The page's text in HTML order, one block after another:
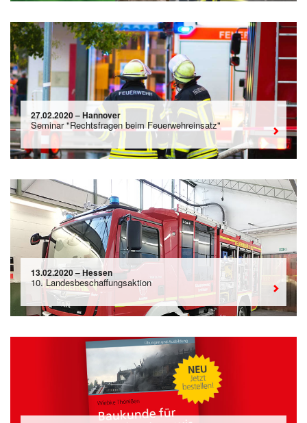
27.02.2020 – Hannover
Seminar "Rechtsfragen beim Feuerwehreinsatz"
13.02.2020 – Hessen
10. Landesbeschaffungsaktion